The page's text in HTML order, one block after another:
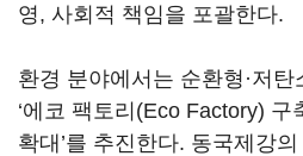
영, 사회적 책임을 포괄한다.
환경 분야에서는 순환형·저
‘에코 팩토리(Eco Factory) 구
확대’를 추진한다. 동국제강